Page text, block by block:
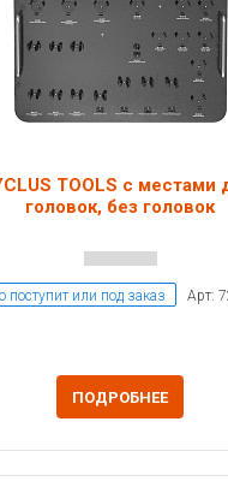
TOOLS с местами
головок, без головок
поступит или под заказ Арт:
ПОДРОБНЕЕ